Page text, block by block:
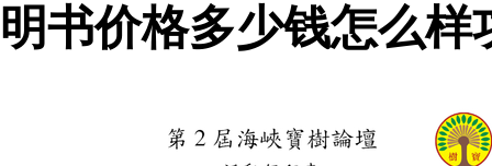
明书价格多少钱怎么样